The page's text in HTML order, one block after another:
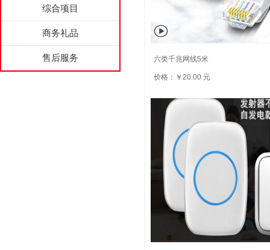
综合项目
商务礼品
售后服务 六类千兆网线5米
价格：￥20.00 元